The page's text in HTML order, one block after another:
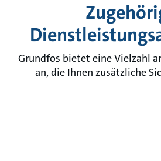
Grundfos bietet eine Vielzahl
an, die Ihnen zusätzliche